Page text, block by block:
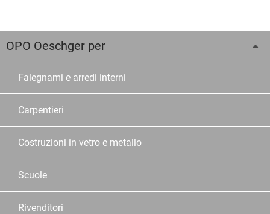
OPO Oeschger per
Falegnami e arredi interni
Carpentieri
Costruzioni in vetro e metallo
Scuole
Rivenditori